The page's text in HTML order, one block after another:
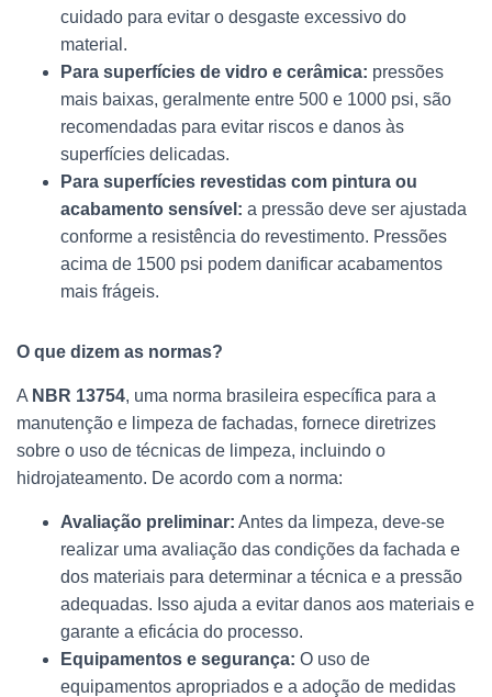
cuidado para evitar o desgaste excessivo do
material.
Para superfícies de vidro e cerâmica: pressões
mais baixas, geralmente entre 500 e 1000 psi, são
recomendadas para evitar riscos e danos às
superfícies delicadas.
Para superfícies revestidas com pintura ou
acabamento sensível: a pressão deve ser ajustada
conforme a resistência do revestimento. Pressões
acima de 1500 psi podem danificar acabamentos
mais frágeis.
O que dizem as normas?
A NBR 13754, uma norma brasileira específica para a
manutenção e limpeza de fachadas, fornece diretrizes
sobre o uso de técnicas de limpeza, incluindo o
hidrojateamento. De acordo com a norma:
Avaliação preliminar: Antes da limpeza, deve-se
realizar uma avaliação das condições da fachada e
dos materiais para determinar a técnica e a pressão
adequadas. Isso ajuda a evitar danos aos materiais e
garante a eficácia do processo.
Equipamentos e segurança: O uso de
equipamentos apropriados e a adoção de medidas